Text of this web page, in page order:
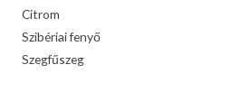
Citrom
Szibériai fenyő
Szegfűszeg